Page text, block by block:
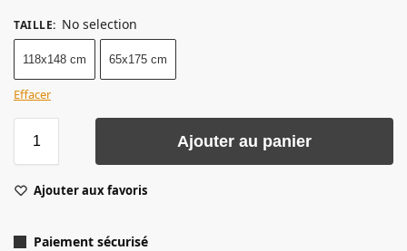
TAILLE: No selection
118x148 cm 65x175 cm
Effacer
Ajouter au panier
Ajouter aux favoris
Paiement sécurisé